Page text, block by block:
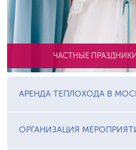
ЧАСТНЫЕ ПРАЗДНИКИ
АРЕНДА ТЕПЛОХОДА В
ОРГАНИЗАЦИЯ